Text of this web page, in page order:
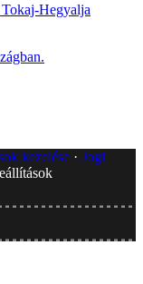
Hegyalja
kezelése
Jogi